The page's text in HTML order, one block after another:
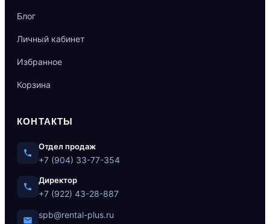
Блог
Личный кабинет
Избранное
Корзина
КОНТАКТЫ
Отдел продаж
+7 (904) 33-77-354
Директор
+7 (922) 43-28-887
spb@rental-plus.ru